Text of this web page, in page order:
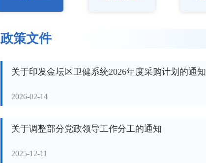
政策文件
关于印发金坛区卫健系统2026年度采购计划的通知
2026-02-14
关于调整部分党政领导工作分工的通知
2025-12-11